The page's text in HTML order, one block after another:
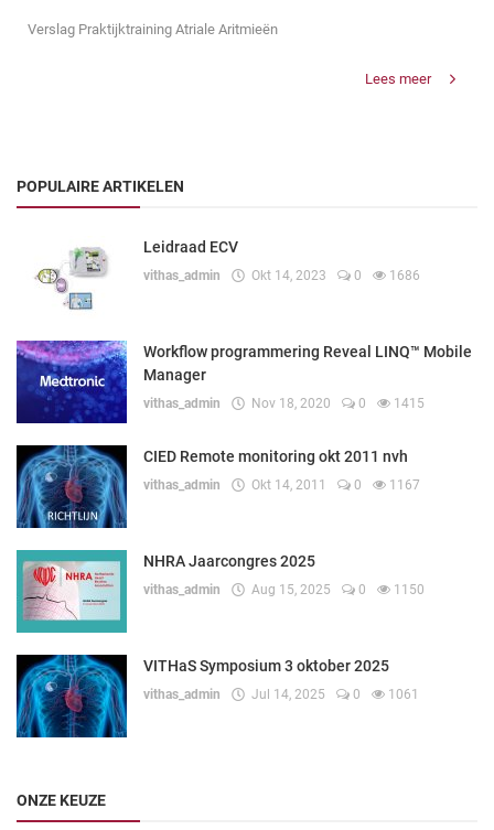
Verslag Praktijktraining Atriale Aritmieën
Lees meer
POPULAIRE ARTIKELEN
Leidraad ECV
vithas_admin Okt 14, 2023 0 1686
Workflow programmering Reveal LINQ™ Mobile
Manager
vithas_admin Nov 18, 2020 0 1415
CIED Remote monitoring okt 2011 nvh
vithas_admin Okt 14, 2011 0 1167
NHRA Jaarcongres 2025
vithas_admin Aug 15, 2025 0 1150
VITHaS Symposium 3 oktober 2025
vithas_admin Jul 14, 2025 0 1061
ONZE KEUZE